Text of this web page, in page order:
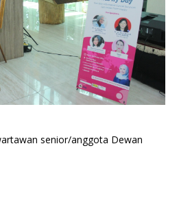
senior/anggota Dewan